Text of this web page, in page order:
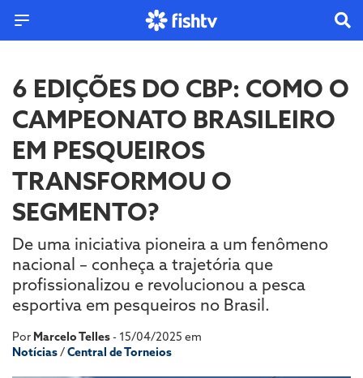
6 EDIÇÕES DO CBP: COMO O
CAMPEONATO BRASILEIRO
EM PESQUEIROS
TRANSFORMOU O
SEGMENTO?
De uma iniciativa pioneira a um fenômeno
nacional – conheça a trajetória que
profissionalizou e revolucionou a pesca
esportiva em pesqueiros no Brasil.
Por Marcelo Telles- 15/04/2025 em
Notícias/Central de Torneios